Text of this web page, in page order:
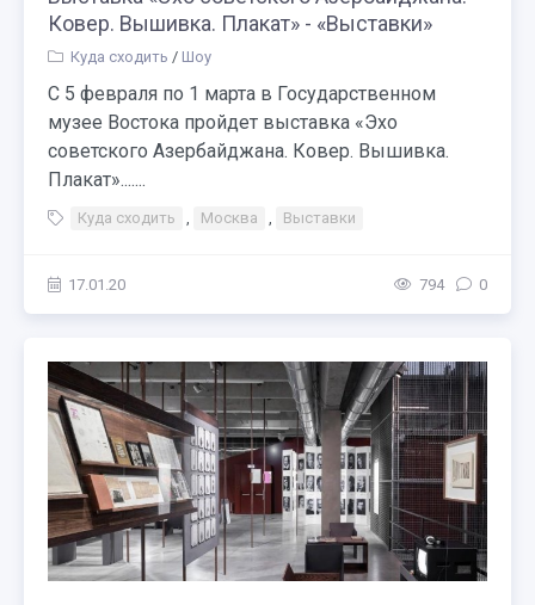
Ковер. Вышивка. Плакат» - «Выставки»
Куда сходить / Шоу
С 5 февраля по 1 марта в Государственном
музее Востока пройдет выставка «Эхо
советского Азербайджана. Ковер. Вышивка.
Плакат».......
Куда сходить , Москва , Выставки
17.01.20 794 0